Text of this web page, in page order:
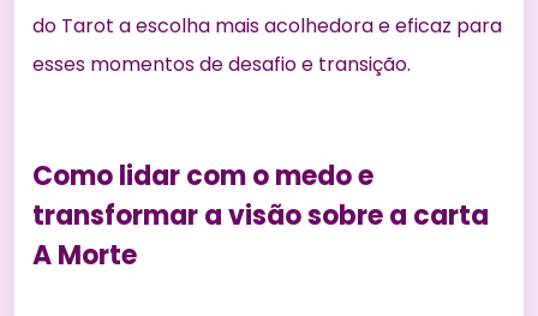
do Tarot a escolha mais acolhedora e eficaz para
esses momentos de desafio e transição.
Como lidar com o medo e
transformar a visão sobre a carta
A Morte